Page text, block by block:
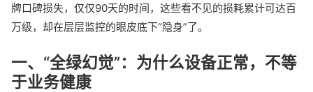
牌口碑损失，仅仅90天的时间，这些看不见的损耗累计可达百
万级，却在层层监控的眼皮底下“隐身”了。
一、“全绿幻觉”：为什么设备正常，不等
于业务健康